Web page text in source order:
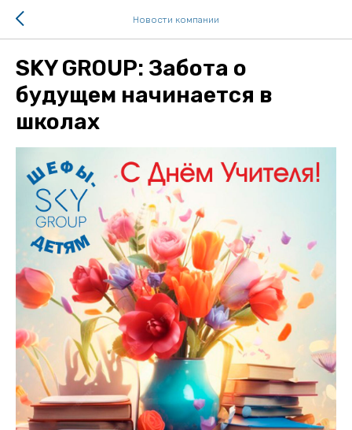
Новости компании
SKY GROUP: Забота о
будущем начинается в
школах